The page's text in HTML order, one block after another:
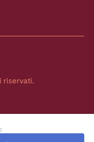
riservati.